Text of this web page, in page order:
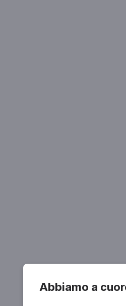
Abbiamo a